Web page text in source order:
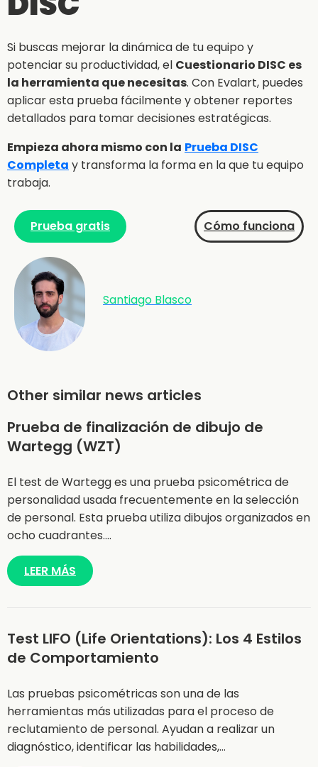
Si buscas mejorar la dinámica de tu equipo y
potenciar su productividad, el Cuestionario DISC es
la herramienta que necesitas. Con Evalart, puedes
aplicar esta prueba fácilmente y obtener reportes
detallados para tomar decisiones estratégicas.
Empieza ahora mismo con la Prueba DISC
Completa y transforma la forma en la que tu equipo
trabaja.
Prueba gratis Cómo funciona
Santiago Blasco
Other similar news articles
Prueba de finalización de dibujo de
Wartegg (WZT)
El test de Wartegg es una prueba psicométrica de
personalidad usada frecuentemente en la selección
de personal. Esta prueba utiliza dibujos organizados en
ocho cuadrantes.…
LEER MÁS
Test LIFO (Life Orientations): Los 4 Estilos
de Comportamiento
Las pruebas psicométricas son una de las
herramientas más utilizadas para el proceso de
reclutamiento de personal. Ayudan a realizar un
diagnóstico, identificar las habilidades,…